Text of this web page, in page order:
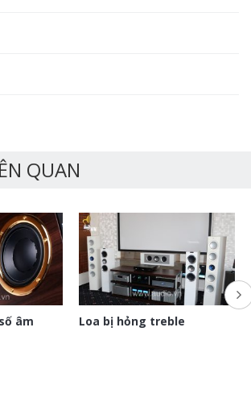
QUAN
âm
Loa bị hỏng treble